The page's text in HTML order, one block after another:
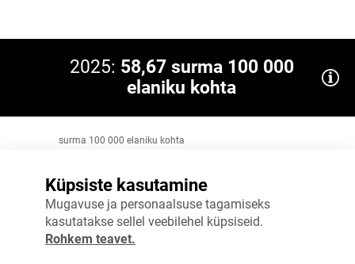
2025: 58,67 surma 100 000
elaniku kohta
surma 100 000 elaniku kohta
Eesmärk 2035: ≤31,7
40
60
Küpsiste kasutamine
Mugavuse ja personaalsuse tagamiseks
kasutatakse sellel veebilehel küpsiseid.
Rohkem teavet.